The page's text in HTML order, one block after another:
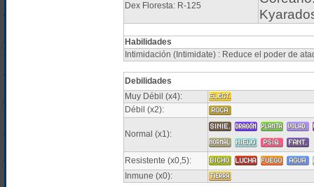
Dex Floresta: R-125
Habilidades
Intimidación (Intimidate) : Reduce el poder de
Debilidades
Muy Débil (x4):
Débil (x2):
Normal (x1):
Resistente (x0,5):
Inmune (x0):